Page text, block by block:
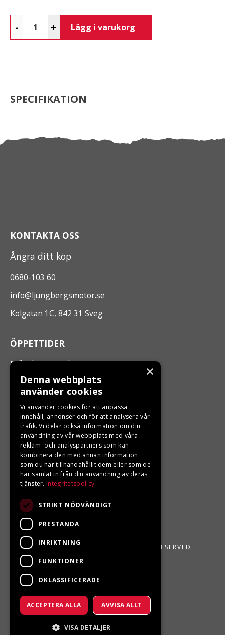
- + Lägg i varukorg
SPECIFIKATION
KONTAKTA OSS
Ångra ditt köp
0680-103 60
info@ljungbergsmotor.se
Kolgatan 1C, 842 31 Sveg
ÖPPETTIDER
Måndag - Fredag 10.00 -17.00
LJUNGBERGS MOTOR
Din BRP återförsäljare i Sveg!
LJUNGBERGS MOTOR 2026. ALL RIGHTS RESERVED.
POWERED BY EMPORI CMS
×
Denna webbplats
använder cookies
Vi använder cookies för att anpassa
innehåll, annonser och för att analysera vår
trafik. Vi delar också information om din
användning av vår webbplats med våra
reklam- och analyspartners som kan
kombinera den med annan information
som du har tillhandahållit dem eller som de
har samlat in från din användning av deras
tjänster. Integritetspolicy
STRIKT NÖDVÄNDIGT
PRESTANDA
INRIKTNING
FUNKTIONER
OKLASSIFICERADE
ACCEPTERA ALLA AVVISA ALLT
VISA DETALJER